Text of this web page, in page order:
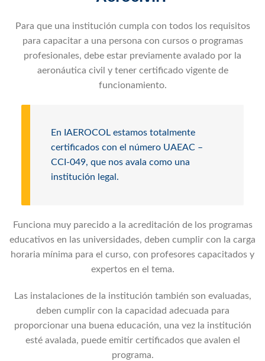
Para que una institución cumpla con todos los requisitos
para capacitar a una persona con cursos o programas
profesionales, debe estar previamente avalado por la
aeronáutica civil y tener certificado vigente de
funcionamiento.
En IAEROCOL estamos totalmente
certificados con el número UAEAC –
CCI-049, que nos avala como una
institución legal.
Funciona muy parecido a la acreditación de los programas
educativos en las universidades, deben cumplir con la carga
horaria mínima para el curso, con profesores capacitados y
expertos en el tema.
Las instalaciones de la institución también son evaluadas,
deben cumplir con la capacidad adecuada para
proporcionar una buena educación, una vez la institución
esté avalada, puede emitir certificados que avalen el
programa.